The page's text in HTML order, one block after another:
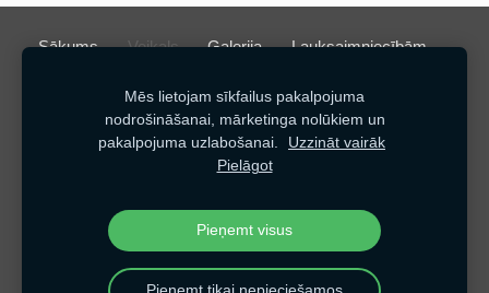
Sākums Veikals Galerija
Lauksaimniecībām
Noteikumi
Privātuma politika
Visas tiesības aizsargātas. www.zogubaze.lv
Lapu veidoja: Juris Jēgermanis
Mēs lietojam sīkfailus pakalpojuma
nodrošināšanai, mārketinga nolūkiem un
pakalpojuma uzlabošanai.
Uzzināt vairāk
Pielāgot
Pieņemt visus